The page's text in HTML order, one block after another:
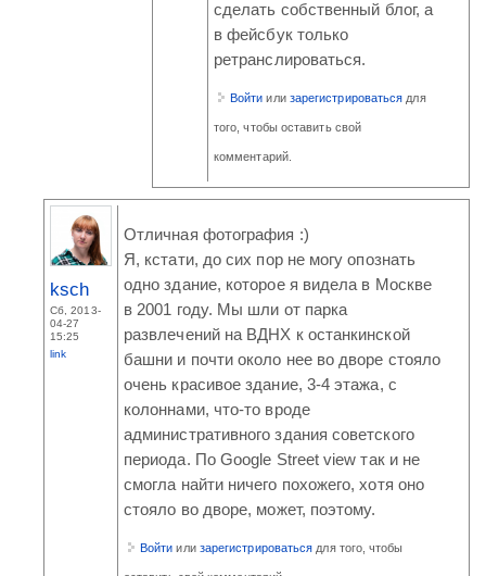
сделать собственный блог, а
в фейсбук только
ретранслироваться.
Войти или зарегистрироваться для
того, чтобы оставить свой
комментарий.
ksch
Сб, 2013-
04-27
15:25
link
Отличная фотография :)
Я, кстати, до сих пор не могу опознать
одно здание, которое я видела в Москве
в 2001 году. Мы шли от парка
развлечений на ВДНХ к останкинской
башни и почти около нее во дворе стояло
очень красивое здание, 3-4 этажа, с
колоннами, что-то вроде
административного здания советского
периода. По Google Street view так и не
смогла найти ничего похожего, хотя оно
стояло во дворе, может, поэтому.
Войти или зарегистрироваться для того, чтобы